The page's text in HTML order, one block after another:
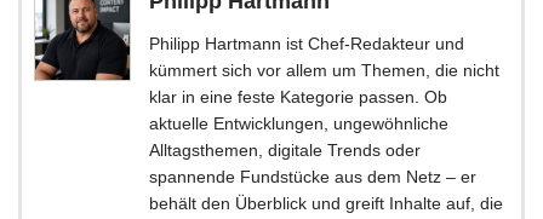
Philipp Hartmann ist Chef-Redakteur und
kümmert sich vor allem um Themen, die nicht
klar in eine feste Kategorie passen. Ob
aktuelle Entwicklungen, ungewöhnliche
Alltagsthemen, digitale Trends oder
spannende Fundstücke aus dem Netz – er
behält den Überblick und greift Inhalte auf, die